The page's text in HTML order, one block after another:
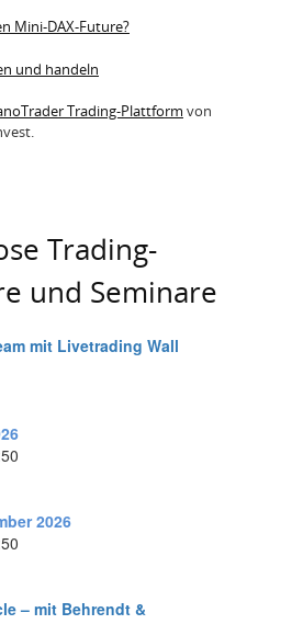
Mini-DAX-Future?
und handeln
Trading-Plattform von
Trading-
und Seminare